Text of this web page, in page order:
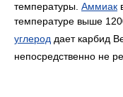
температуры. Аммиак
температуре выше
углерод дает карбид
непосредственно не